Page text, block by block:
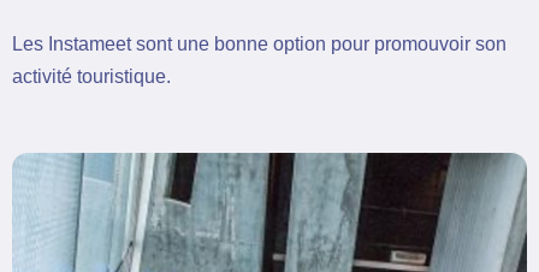
Les Instameet sont une bonne option pour promouvoir son
activité touristique.